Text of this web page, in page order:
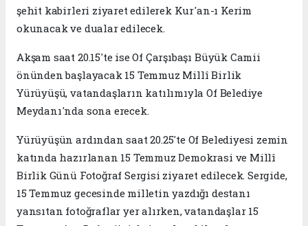
şehit kabirleri ziyaret edilerek Kur'an-ı Kerim
okunacak ve dualar edilecek.
Akşam saat 20.15'te ise Of Çarşıbaşı Büyük Camii
önünden başlayacak 15 Temmuz Millî Birlik
Yürüyüşü, vatandaşların katılımıyla Of Belediye
Meydanı'nda sona erecek.
Yürüyüşün ardından saat 20.25'te Of Belediyesi zemin
katında hazırlanan 15 Temmuz Demokrasi ve Millî
Birlik Günü Fotoğraf Sergisi ziyaret edilecek. Sergide,
15 Temmuz gecesinde milletin yazdığı destanı
yansıtan fotoğraflar yer alırken, vatandaşlar 15